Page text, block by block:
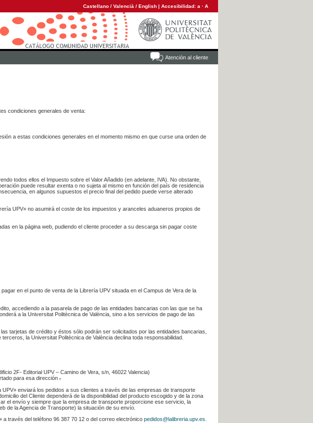
Castellano / Valencià / English | Accesibilidad: a · A
Atención al cliente
condiciones generales de venta:
a estas condiciones generales en el momento mismo en que curse una orden de
todos ellos el Impuesto sobre el Valor Añadido (en adelante, IVA). No obstante,
puede resultar exenta o no sujeta al mismo en función del país de residencia
en algunos supuestos el precio final del pedido puede verse alterado
UPV» no asumirá el coste de los impuestos y aranceles aduaneros propios de
en la página web, pudiendo el cliente proceder a su descarga sin pagar coste
en el punto de venta de la Librería UPV situada en el Campus de Vera de la
accediendo a la pasarela de pago de las entidades bancarias con las que se ha
a la Universitat Politècnica de València, sino a los servicios de pago de las
tarjetas de crédito y éstos sólo podrán ser solicitados por las entidades bancarias,
la Universitat Politècnica de València declina toda responsabilidad.
2F- Editorial UPV – Camino de Vera, s/n, 46022 Valencia)
para esa dirección .
enviará los pedidos a sus clientes a través de las empresas de transporte
del Cliente dependerá de la disponibilidad del producto escogido y de la zona
el envío y siempre que la empresa de transporte proporcione ese servicio, la
de la Agencia de Transporte) la situación de su envío.
través del teléfono 96 387 70 12 o del correo electrónico pedidos@lalibreria.upv.es